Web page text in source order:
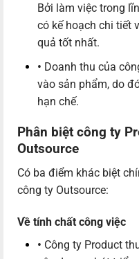
Bởi làm việc trong
có kế hoạch chi tiết
quả tốt nhất.
• Doanh thu của
vào sản phẩm, do
hạn chế.
Phân biệt công ty
Outsource
Có ba điểm khác biệt
công ty Outsource:
Về tính chất công việc
• Công ty Product